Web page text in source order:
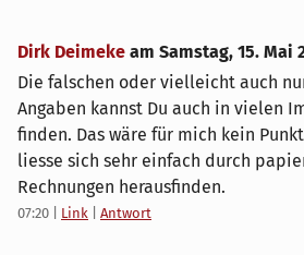
Dirk Deimeke am Samstag, 15. Mai
Die falschen oder vielleicht auch
Angaben kannst Du auch in vielen
finden. Das wäre für mich kein
liesse sich sehr einfach durch
Rechnungen herausfinden.
07:20 Link Antwort